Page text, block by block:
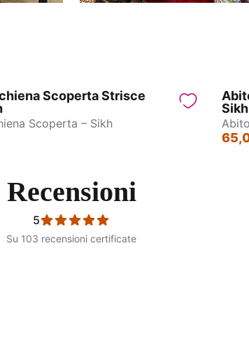
Scoperta Strisce
Scoperta – Sikh
Sikh
Recensioni
5
Su 103 recensioni certificate